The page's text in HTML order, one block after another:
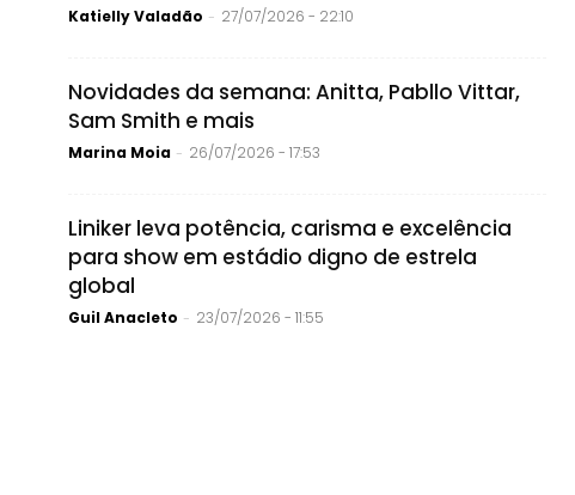
Katielly Valadão - 27/07/2026 - 22:10
Novidades da semana: Anitta, Pabllo Vittar,
Sam Smith e mais
Marina Moia - 26/07/2026 - 17:53
Liniker leva potência, carisma e excelência
para show em estádio digno de estrela
global
Guil Anacleto - 23/07/2026 - 11:55